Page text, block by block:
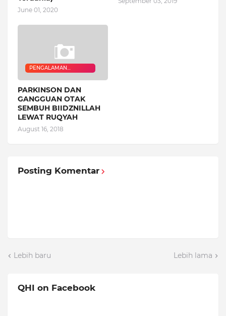
June 01, 2020
PENGALAMAN
PARKINSON DAN
GANGGUAN OTAK
SEMBUH BIIDZNILLAH
LEWAT RUQYAH
August 16, 2018
Posting Komentar
Lebih baru Lebih lama
QHI on Facebook